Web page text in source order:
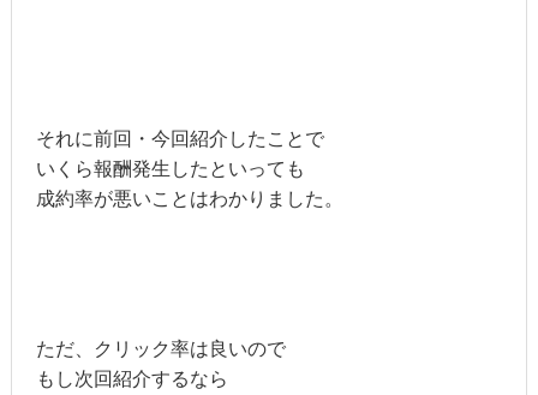
それに前回・今回紹介したことで
いくら報酬発生したといっても
成約率が悪いことはわかりました。
ただ、クリック率は良いので
もし次回紹介するなら